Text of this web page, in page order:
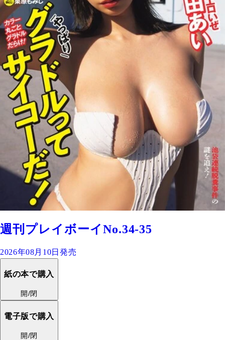
週刊プレイボーイNo.34-35
2026年08月10日発売
紙の本で購入
開/閉
電子版で購入
開/閉